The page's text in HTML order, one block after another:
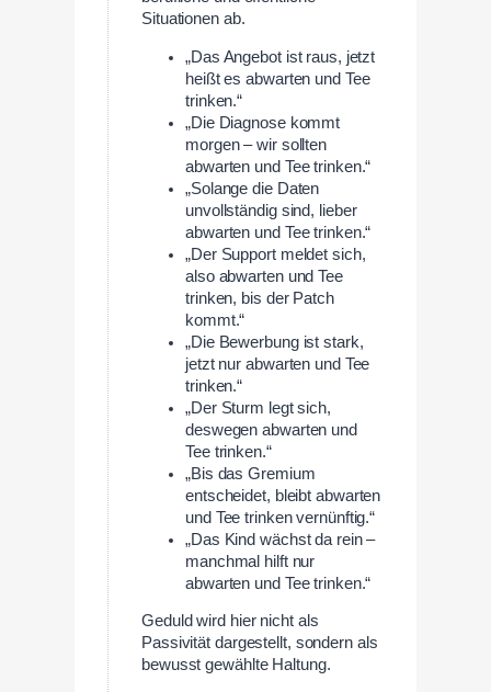
Situationen ab.
„Das Angebot ist raus, jetzt
heißt es abwarten und Tee
trinken.“
„Die Diagnose kommt
morgen – wir sollten
abwarten und Tee trinken.“
„Solange die Daten
unvollständig sind, lieber
abwarten und Tee trinken.“
„Der Support meldet sich,
also abwarten und Tee
trinken, bis der Patch
kommt.“
„Die Bewerbung ist stark,
jetzt nur abwarten und Tee
trinken.“
„Der Sturm legt sich,
deswegen abwarten und
Tee trinken.“
„Bis das Gremium
entscheidet, bleibt abwarten
und Tee trinken vernünftig.“
„Das Kind wächst da rein –
manchmal hilft nur
abwarten und Tee trinken.“
Geduld wird hier nicht als
Passivität dargestellt, sondern als
bewusst gewählte Haltung.